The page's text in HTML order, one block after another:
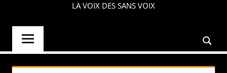
PAROLE
LA VOIX DES SANS VOIX